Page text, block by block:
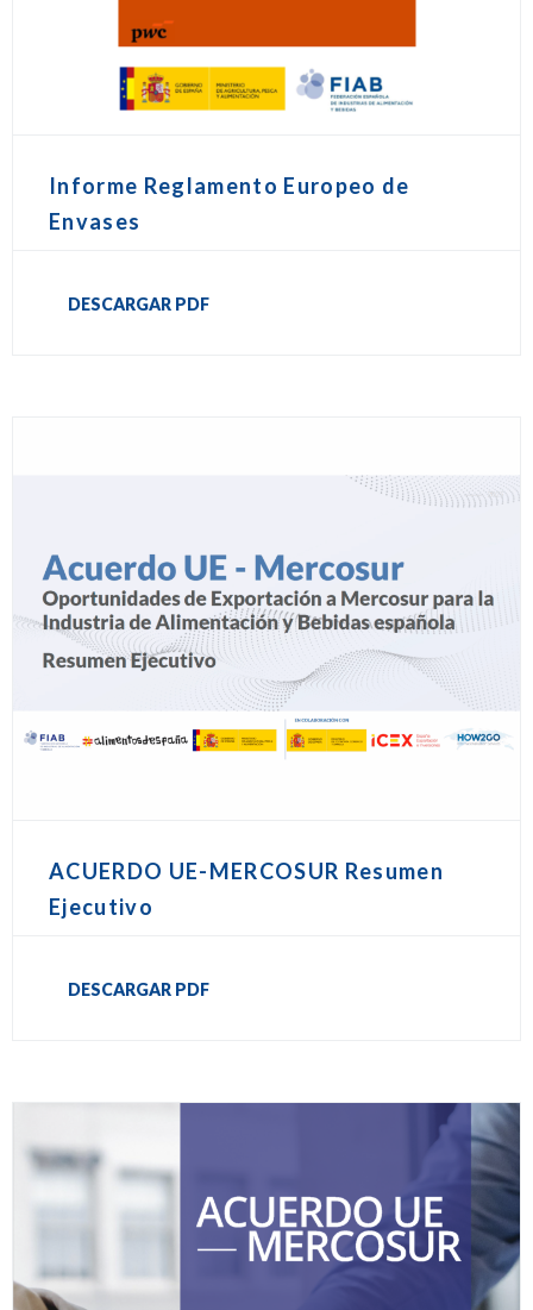
Informe Reglamento Europeo de
Envases
DESCARGAR PDF
ACUERDO UE-MERCOSUR Resumen
Ejecutivo
DESCARGAR PDF